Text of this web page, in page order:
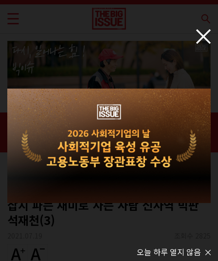
신간 · 과월호
홈 / 매거진 / 신간 · 과월호
잡지 파는 재미로 사는 사람 신사역 빅판
석재천(3)
오늘 하루 열지 않음